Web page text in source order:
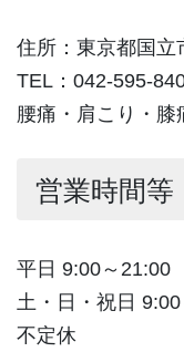
住所：東京都国立
TEL：042-595-
腰痛・肩こり・膝
営業時間等
平日 9:00～21:00
土・日・祝日
不定休